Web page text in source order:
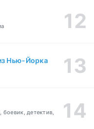
Нью-Йорка
детектив,